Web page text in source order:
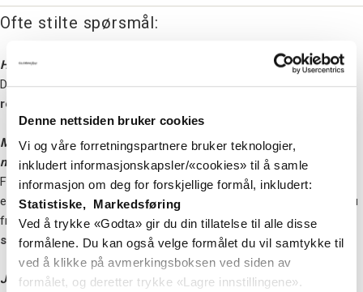
Denne nettsiden bruker cookies
Vi og våre forretningspartnere bruker teknologier,
inkludert informasjonskapsler/«cookies» til å samle
informasjon om deg for forskjellige formål, inkludert:
Statistiske, Markedsføring
Ved å trykke «Godta» gir du din tillatelse til alle disse
formålene. Du kan også velge formålet du vil samtykke til
ved å klikke på avmerkingsboksen ved siden av
formålet, og deretter trykke «Lagre innstillingene».
Ofte stilte spørsmål:
Hvordan blir jeg kunde hos dere?
Du kan registrere deg som kunde ved å fylle ut
registreringsskjema du finner her
Min bedrift er kunde hos dere, men jeg får ikke tilgang til
nettbutikken
For å få tilgang til nettbutikken kan du logge inn med din
epostadresse. Velg glemt passord om du ikke alt har et. Dersom du
fremdeles ikke får kommet inn så tar du kontakt med oss på
salg@globalfiber.noeller på telefon+47 33 05 55 00
Jeg ønsker en oversikt over mine fakturaer, kan jeg hente ut dette